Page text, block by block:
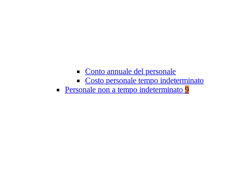
Conto annuale del personale
Costo personale tempo indeterminato
Personale non a tempo indeterminato 9